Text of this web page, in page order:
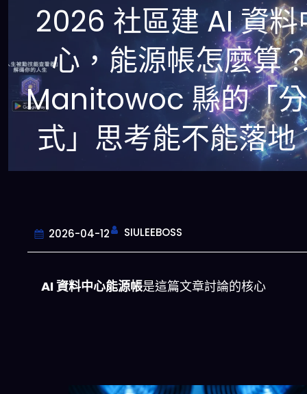
2026 社區建 AI 資料
心，能源帳怎麼算
Manitowoc 縣的「
式」思考能不能落地
2026-04-12 SIULEEBOSS
AI 資料中心能源帳是這篇文章討論的核心